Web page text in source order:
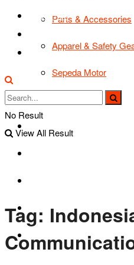
Parts & Accessories
Apparel & Safety
Sepeda Motor
Bikers Cars
TIPS & TRIK
Tentang Kami
No Result
View All Result
Tag: